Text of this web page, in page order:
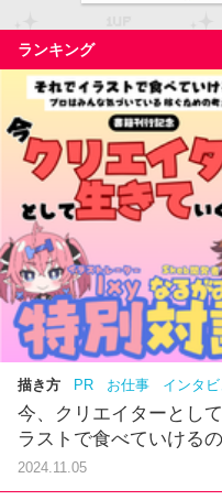
ランキング
描き方 PR お仕事 インタ
今、クリエイターとし
ラストで食べていける
2024.11.05